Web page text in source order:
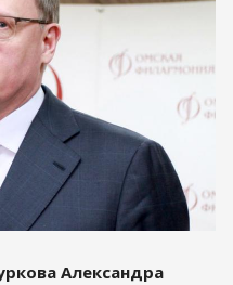
Александра